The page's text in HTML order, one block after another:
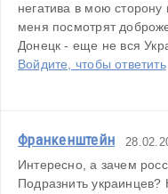
негатива в мою сторону
меня посмотрят
Донецк - еще не вся
Войдите, чтобы ответить
Франкенштейн
Интересно, а зачем
Подразнить украинцев?